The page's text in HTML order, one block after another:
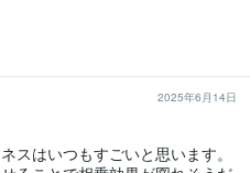
2025年6月14日
スはいつもすごいと思います。